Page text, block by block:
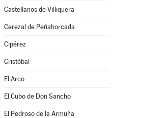
Castellanos de Villiquera
Cerezal de Peñahorcada
Cipérez
Cristóbal
El Arco
El Cubo de Don Sancho
El Pedroso de la Armuña